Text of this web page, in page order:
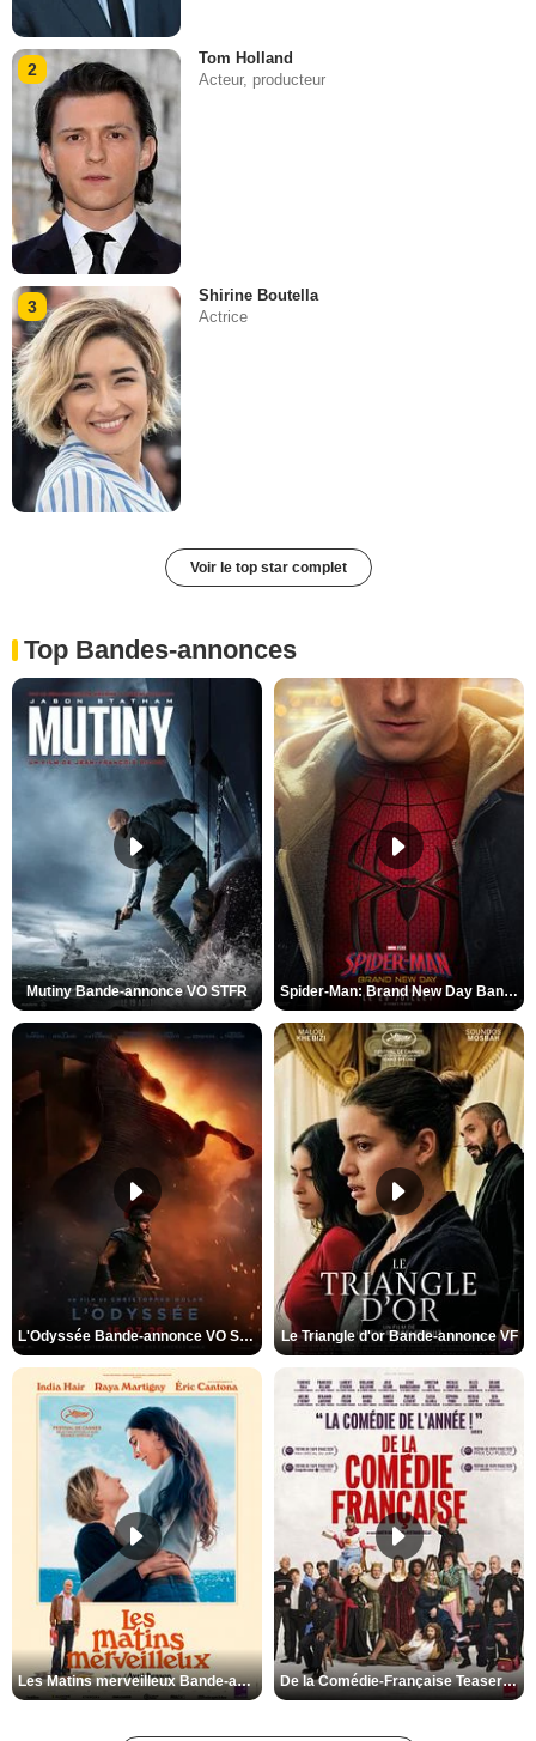
2
Tom Holland
Acteur, producteur
3
Shirine Boutella
Actrice
Voir le top star complet
Top Bandes-annonces
Mutiny Bande-annonce VO STFR Spider-Man: Brand New Day Bande-annonce VO STFR
L'Odyssée Bande-annonce VO STFR Le Triangle d'or Bande-annonce VF
Les Matins merveilleux Bande-annonce VF De la Comédie-Française Teaser VF